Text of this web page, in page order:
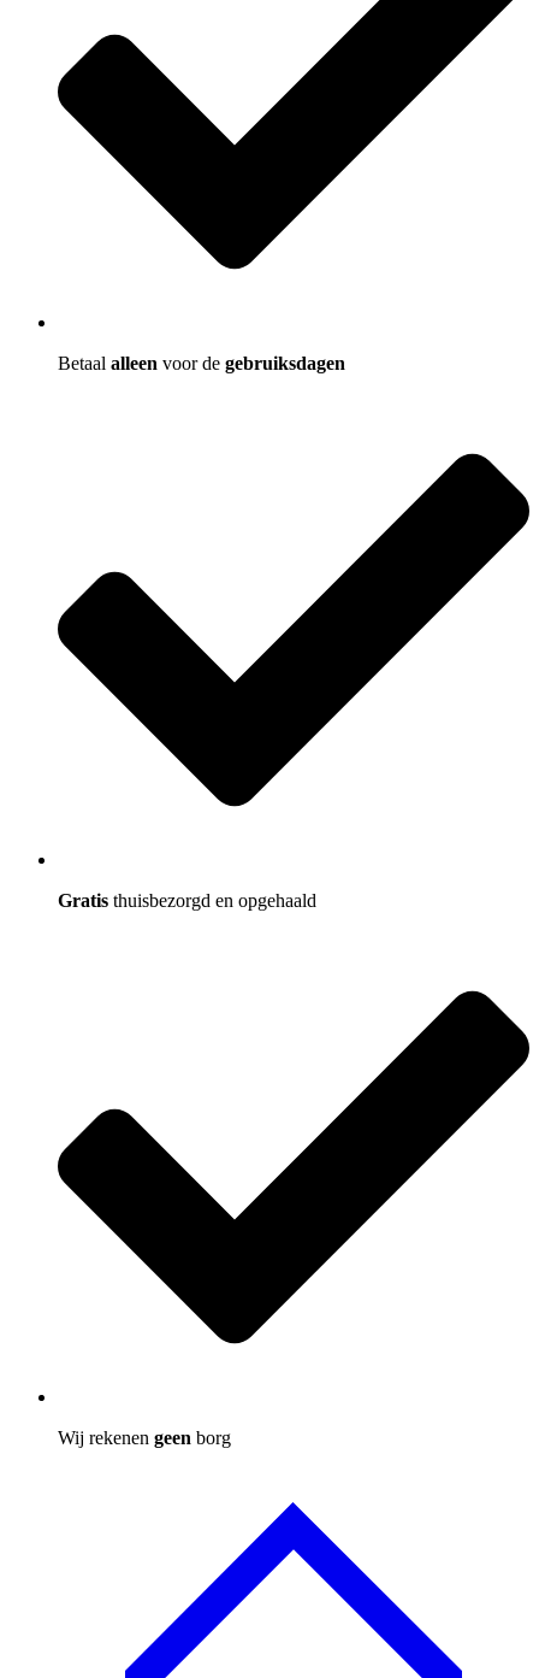
Betaal alleen voor de gebruiksdagen
Gratis thuisbezorgd en opgehaald
Wij rekenen geen borg